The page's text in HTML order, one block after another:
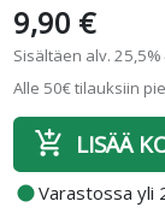
9,90 €
Sisältäen alv. 25,5%
Alle 50€ tilauksiin
add_shopping_cart LISÄÄ
fiber_manual_recordVarastossa yli